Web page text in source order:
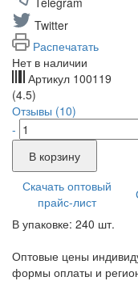
Twitter
Распечатать
Нет в наличии
Артикул 100119
(4.5)
Отзывы (10)
-
В корзину
Скачать оптовый
прайс-лист
В упаковке: 240 шт.
Оптовые цены
формы оплаты и